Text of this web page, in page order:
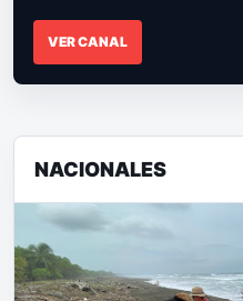
VER CANAL
NACIONALES